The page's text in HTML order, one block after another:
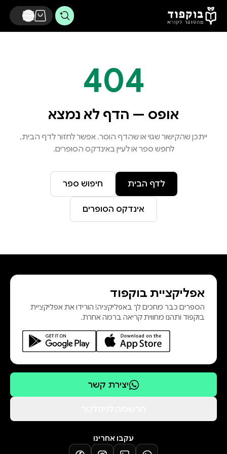
דלג לתוכן הראשי
404
אופס — הדף לא נמצא
ייתכן שהקישור שגוי או שהדף הוסר. אפשר לחזור לדף הבית,
לחפש ספר או לעיין באינדקס הסופרים.
לדף הבית חיפוש ספר
אינדקס הסופרים
אפליקציית בוקפוד
הספרים כבר מחכים לך באפליקציה! הורידו את אפליקציית
בוקפוד ותהנו מחווית קריאה ברמה אחרת.
יצירת קשר
עקבו אחרינו